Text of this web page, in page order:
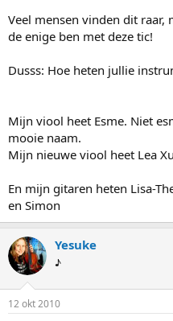
Veel mensen vinden dit raar,
de enige ben met deze tic!
Dusss: Hoe heten jullie
Mijn viool heet Esme. Niet
mooie naam.
Mijn nieuwe viool heet Lea
En mijn gitaren heten Lisa-
en Simon
Yesuke
♪
12 okt 2010